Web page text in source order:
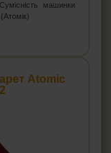
машинки
Atomic